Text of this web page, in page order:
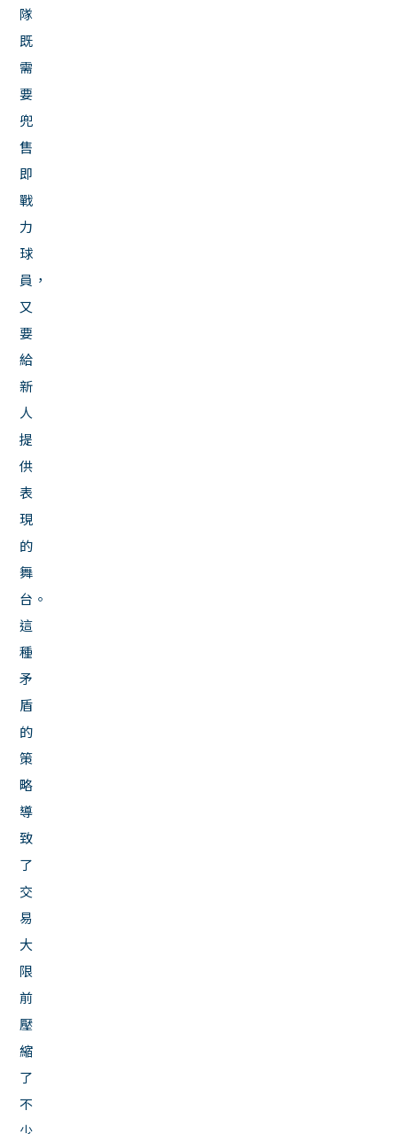
隊
既
需
要
兜
售
即
戰
力
球
員，
又
要
給
新
人
提
供
表
現
的
舞
台。
這
種
矛
盾
的
策
略
導
致
了
交
易
大
限
前
壓
縮
了
不
少